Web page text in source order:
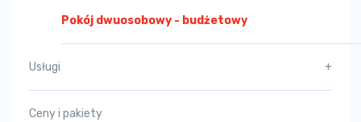
Pokój dwuosobowy - budżetowy
Usługi +
Ceny i pakiety